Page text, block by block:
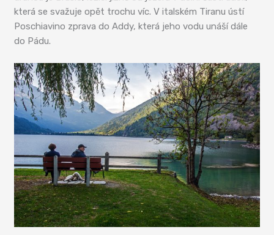
která se svažuje opět trochu víc. V italském Tiranu ústí
Poschiavino zprava do Addy, která jeho vodu unáší dále
do Pádu.